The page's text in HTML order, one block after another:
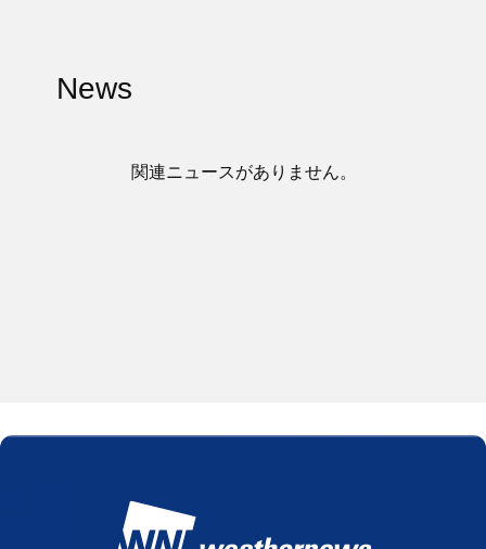
News
関連ニュースがありません。